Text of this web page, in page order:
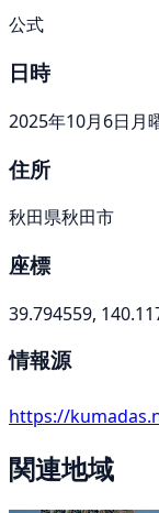
公式
日時
2025年10月6日月
住所
秋田県秋田市
座標
39.794559,
情報源
https://
関連地域